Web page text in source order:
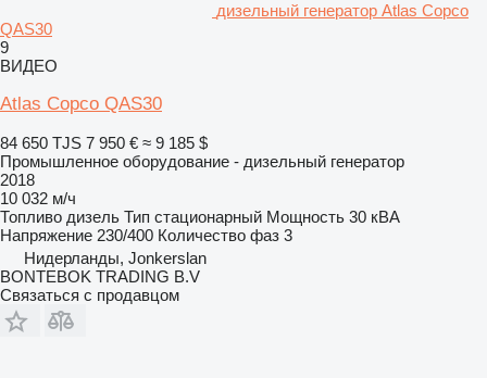
дизельный генератор Atlas Copco
QAS30
9
ВИДЕО
Atlas Copco QAS30
84 650 TJS 7 950 € ≈ 9 185 $
Промышленное оборудование - дизельный генератор
2018
10 032 м/ч
Топливо дизель Тип стационарный Мощность 30 кВА
Напряжение 230/400 Количество фаз 3
Нидерланды, Jonkerslan
BONTEBOK TRADING B.V
Связаться с продавцом